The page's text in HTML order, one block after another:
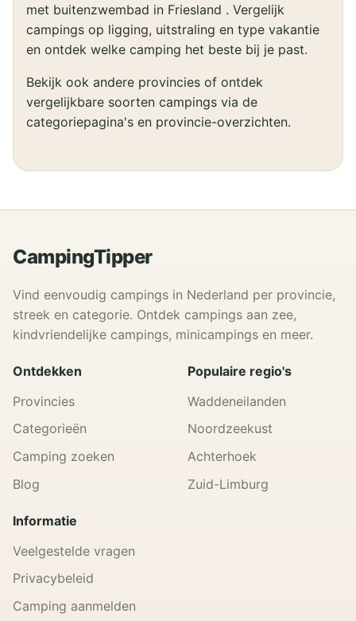
met buitenzwembad in Friesland . Vergelijk
campings op ligging, uitstraling en type vakantie
en ontdek welke camping het beste bij je past.
Bekijk ook andere provincies of ontdek
vergelijkbare soorten campings via de
categoriepagina's en provincie-overzichten.
CampingTipper
Vind eenvoudig campings in Nederland per provincie,
streek en categorie. Ontdek campings aan zee,
kindvriendelijke campings, minicampings en meer.
Ontdekken
Provincies
Categorieën
Camping zoeken
Blog
Populaire regio's
Waddeneilanden
Noordzeekust
Achterhoek
Zuid-Limburg
Informatie
Veelgestelde vragen
Privacybeleid
Camping aanmelden